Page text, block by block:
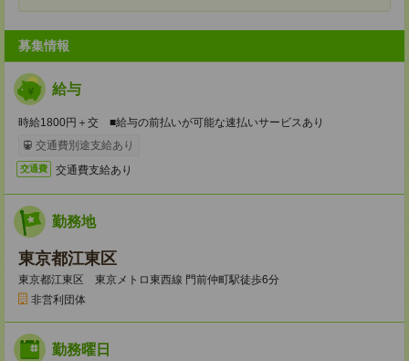
募集情報
給与
時給1800円＋交 ■給与の前払いが可能な速払いサービスあり
交通費別途支給あり
交通費 交通費支給あり
勤務地
東京都江東区
東京都江東区 東京メトロ東西線 門前仲町駅徒歩6分
非営利団体
勤務曜日